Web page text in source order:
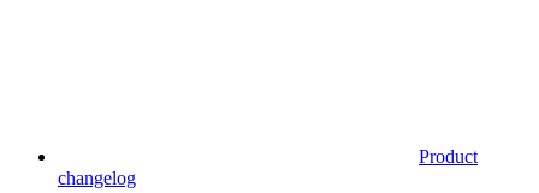
Product
changelog